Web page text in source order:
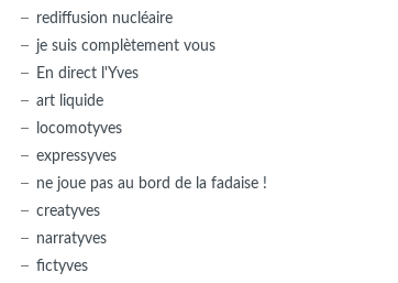
rediffusion nucléaire
je suis complètement vous
En direct l'Yves
art liquide
locomotyves
expressyves
ne joue pas au bord de la fadaise !
creatyves
narratyves
fictyves